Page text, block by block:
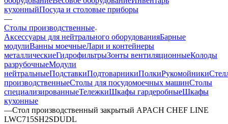
кухонныйПосуда и столовые приборы
—
Столы производственные
Аксессуары для нейтрального оборудованияБарные
модулиВанны моечныеЛари и контейнеры
металлическиеГидрофильтрыЗонты вентиляционныеКолоды
разрубочныеМодули
нейтральныеПодставкиПодтоварникиПолкиРукомойники
производственныеСтолы для посудомоечных машинСтолы
специализированныеТележкиШкафы гардеробныеШкафы
кухонные
—Стол производственный закрытый APACH CHEF LINE
LWC715SH2SDUDL